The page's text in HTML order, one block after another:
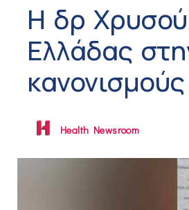
Η δρ
Ελλάδας
Health Newsroom